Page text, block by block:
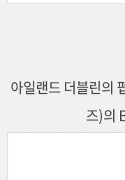
아일랜드 더블린의
즈)의